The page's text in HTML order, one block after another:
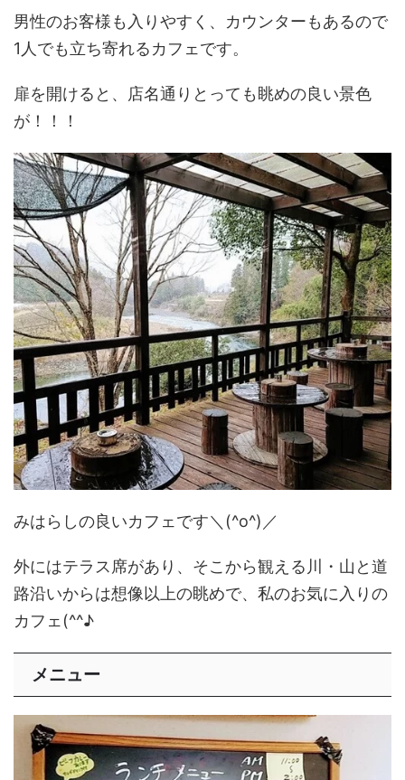
男性のお客様も入りやすく、カウンターもあるので
1人でも立ち寄れるカフェです。
扉を開けると、店名通りとっても眺めの良い景色
が！！！
みはらしの良いカフェです＼(^o^)／
外にはテラス席があり、そこから観える川・山と道
路沿いからは想像以上の眺めで、私のお気に入りの
カフェ(^^♪
メニュー